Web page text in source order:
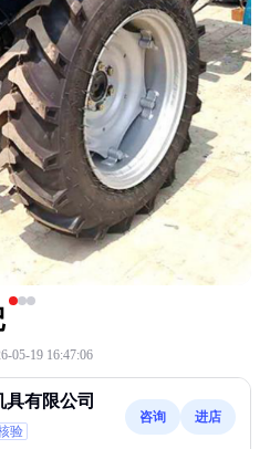
05-19 16:47:06
有限公司
验
咨询 进店